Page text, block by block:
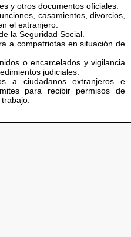
y otros documentos oficiales.
casamientos, divorcios,
el extranjero.
la Seguridad Social.
a compatriotas en situación de
o encarcelados y vigilancia
judiciales.
a ciudadanos extranjeros e
para recibir permisos de